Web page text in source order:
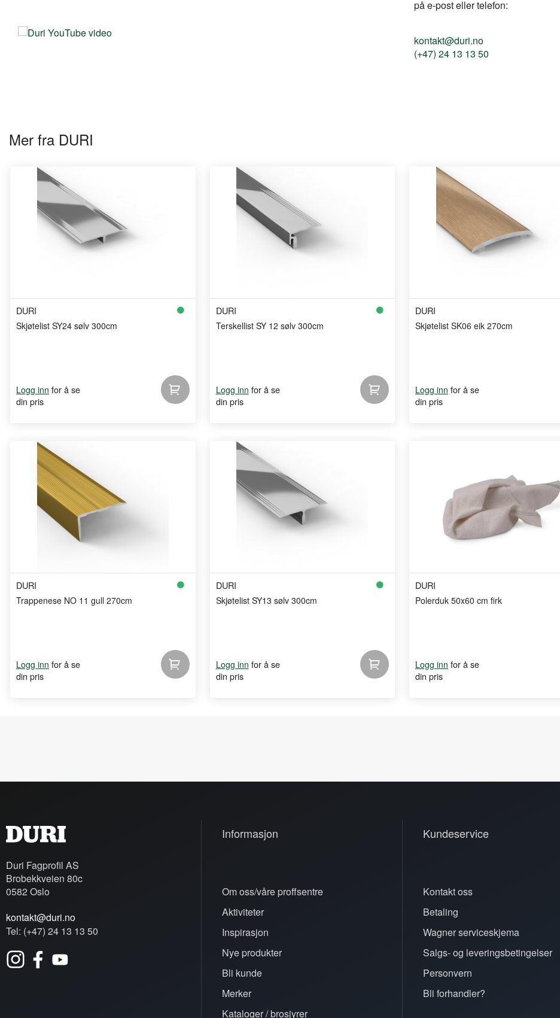
på e-post eller telefon:
kontakt@duri.no
(+47) 24 13 13 50
Mer fra DURI
DURI
Skjøtelist SY24 sølv 300cm
Logg inn for å se
din pris
DURI
Terskellist SY 12 sølv 300cm
Logg inn for å se
din pris
DURI
Skjøtelist SK06 eik 270cm
Logg inn for å se
din pris
DURI
Trappenese NO 11 gull 270cm
Logg inn for å se
din pris
DURI
Skjøtelist SY13 sølv 300cm
Logg inn for å se
din pris
DURI
Polerduk 50x60 cm firk
Logg inn for å se
din pris
Duri Fagprofil AS
Brobekkveien 80c
0582 Oslo
kontakt@duri.no
Tel: (+47) 24 13 13 50
Informasjon
Om oss/våre proffsentre
Aktiviteter
Inspirasjon
Nye produkter
Bli kunde
Merker
Kataloger / brosjyrer
Kundeservice
Kontakt oss
Betaling
Wagner serviceskjema
Salgs- og leveringsbetingelser
Personvern
Bli forhandler?